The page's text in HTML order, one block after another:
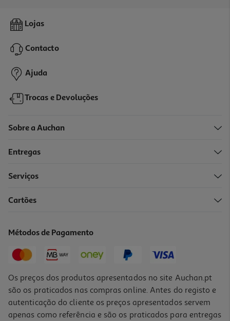
Massa Nids Auchan À Mesa Em França 250g
1,69 €
Lojas
Contacto
Ajuda
Trocas e Devoluções
Sobre a Auchan
Entregas
Serviços
Cartões
Métodos de Pagamento
Os preços dos produtos apresentados no site Auchan.pt
são os praticados nas compras online. Antes do registo e
autenticação do cliente os preços apresentados servem
apenas como referência e são os praticados para entregas